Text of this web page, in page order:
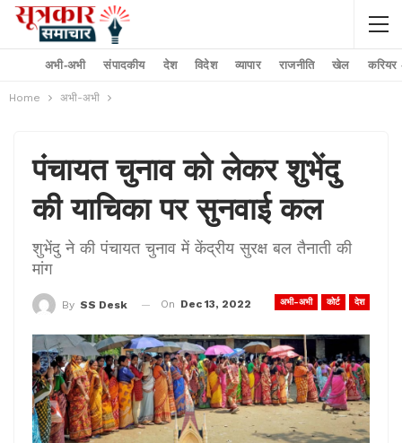
अभी-अभी संपादकीय देश विदेश व्यापार राजनीति खेल करियर
Home अभी-अभी
पंचायत चुनाव को लेकर शुभेंदु
की याचिका पर सुनवाई कल
शुभेंदु ने की पंचायत चुनाव में केंद्रीय सुरक्ष बल तैनाती की
मांग
अभी-अभी कोर्ट देश
By SS Desk On Dec 13, 2022